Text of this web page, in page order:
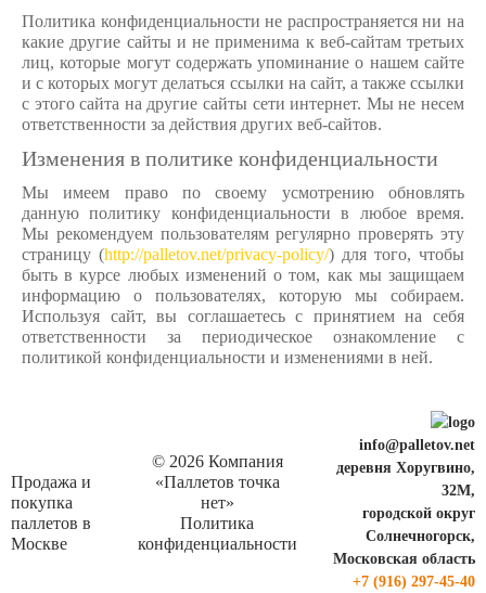
Политика конфиденциальности не распространяется ни на
какие другие сайты и не применима к веб-сайтам третьих
лиц, которые могут содержать упоминание о нашем сайте
и с которых могут делаться ссылки на сайт, а также ссылки
с этого сайта на другие сайты сети интернет. Мы не несем
ответственности за действия других веб-сайтов.
Изменения в политике конфиденциальности
Мы имеем право по своему усмотрению обновлять
данную политику конфиденциальности в любое время.
Мы рекомендуем пользователям регулярно проверять эту
страницу (http://palletov.net/privacy-policy/) для того, чтобы
быть в курсе любых изменений о том, как мы защищаем
информацию о пользователях, которую мы собираем.
Используя сайт, вы соглашаетесь с принятием на себя
ответственности за периодическое ознакомление с
политикой конфиденциальности и изменениями в ней.
Продажа и
покупка
паллетов в
Москве
© 2026 Компания
«Паллетов точка
нет»
Политика
конфиденциальности
info@palletov.net
деревня Хоругвино,
32М,
городской округ
Солнечногорск,
Московская область
+7 (916) 297-45-40